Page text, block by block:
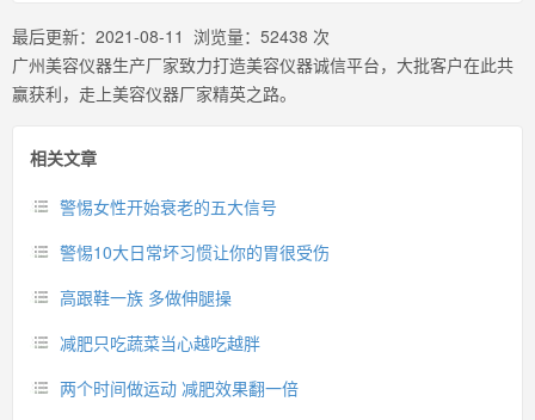
最后更新： 2021-08-11 浏览量： 52438 次
广州美容仪器生产厂家致力打造美容仪器诚信平台，大批客户在此共
赢获利，走上美容仪器厂家精英之路。
相关文章
警惕女性开始衰老的五大信号
警惕10大日常坏习惯让你的胃很受伤
高跟鞋一族 多做伸腿操
减肥只吃蔬菜当心越吃越胖
两个时间做运动 减肥效果翻一倍